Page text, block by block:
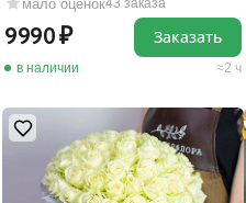
мало оценок43 заказа
9990
в наличии 2 ч
Заказать